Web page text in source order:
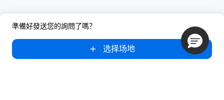
準備好發送您的詢問了嗎？
选择场地